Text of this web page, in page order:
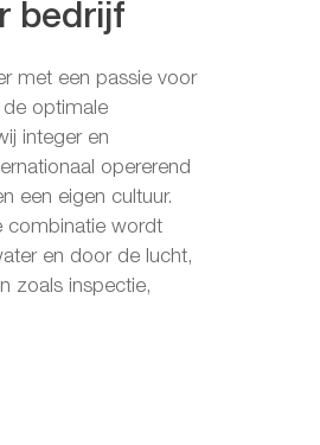
bedrijf
met een passie voor
optimale
integer en
opererend
een eigen cultuur.
combinatie wordt
en door de lucht,
zoals inspectie,